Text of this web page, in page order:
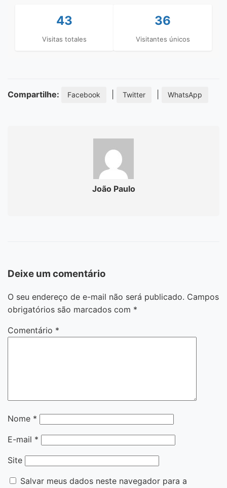
43
Visitas totales
36
Visitantes únicos
Compartilhe: Facebook Twitter WhatsApp
João Paulo
Deixe um comentário
O seu endereço de e-mail não será publicado. Campos
obrigatórios são marcados com *
Comentário *
Nome *
E-mail *
Site
Salvar meus dados neste navegador para a